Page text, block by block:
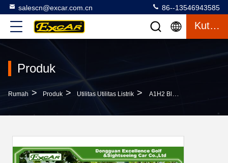
salescn@excar.com.cn 86--13546943585
Kutipan
Produk
Rumah > Produk > Utilitas Utilitas Listrik > A1H2 Black Cargo Freight Utilitas Listrik Gerobak Kendaraan Utilitas Bertenaga Baterai